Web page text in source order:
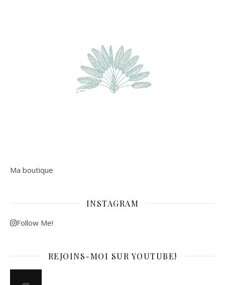
Ma boutique
INSTAGRAM
Follow Me!
REJOINS-MOI SUR YOUTUBE!